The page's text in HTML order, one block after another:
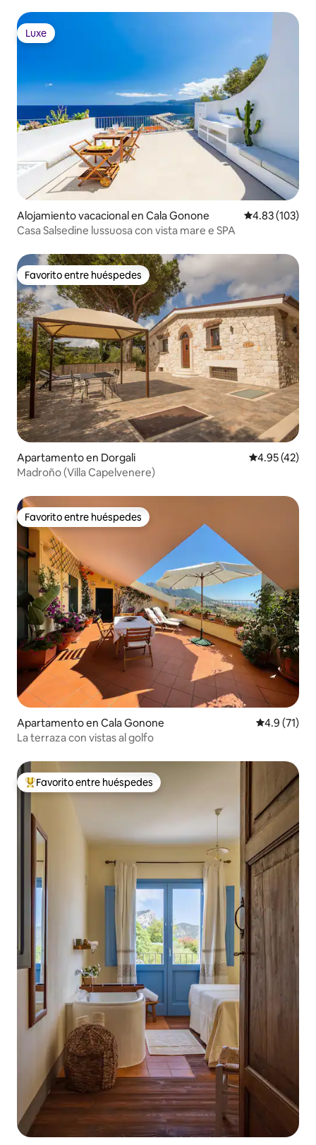
Luxe
Luxe
Alojamiento vacacional en Cala Gonone Calificación
4.83 (103)
Casa Salsedine lussuosa con vista mare e SPA
Favorito entre huéspedes
Favorito entre huéspedes
Apartamento en Dorgali Calificación
4.95 (42)
Madroño (Villa Capelvenere)
Favorito entre huéspedes
Favorito entre huéspedes
Apartamento en Cala Gonone Calificación
4.9 (71)
La terraza con vistas al golfo
Favorito entre huéspedes preferido
Favorito entre huéspedes